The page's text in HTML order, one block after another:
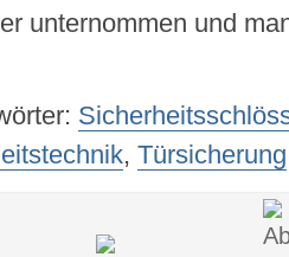
unternommen und
, Türsicherung